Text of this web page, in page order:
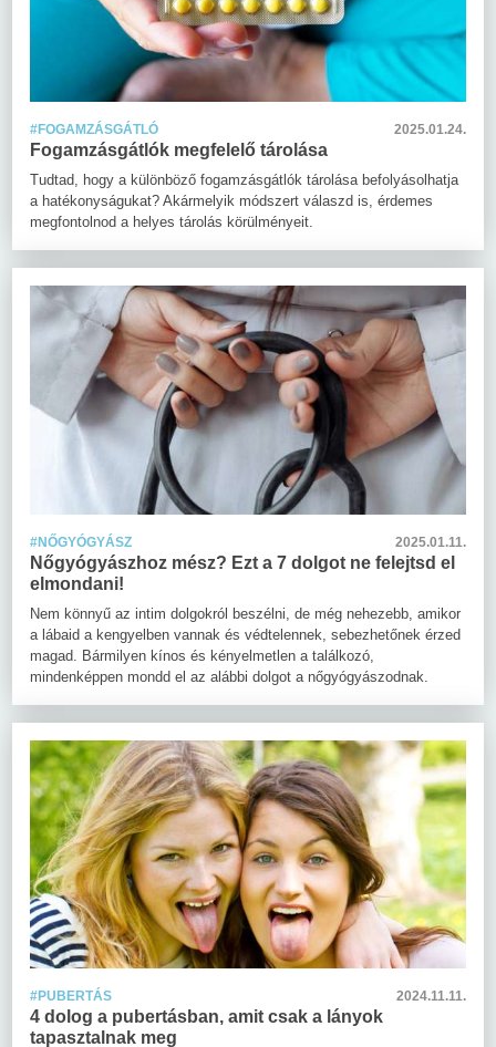
#FOGAMZÁSGÁTLÓ 2025.01.24.
Fogamzásgátlók megfelelő tárolása
Tudtad, hogy a különböző fogamzásgátlók tárolása befolyásolhatja
a hatékonyságukat? Akármelyik módszert válaszd is, érdemes
megfontolnod a helyes tárolás körülményeit.
#NŐGYÓGYÁSZ 2025.01.11.
Nőgyógyászhoz mész? Ezt a 7 dolgot ne felejtsd el
elmondani!
Nem könnyű az intim dolgokról beszélni, de még nehezebb, amikor
a lábaid a kengyelben vannak és védtelennek, sebezhetőnek érzed
magad. Bármilyen kínos és kényelmetlen a találkozó,
mindenképpen mondd el az alábbi dolgot a nőgyógyászodnak.
#PUBERTÁS 2024.11.11.
4 dolog a pubertásban, amit csak a lányok
tapasztalnak meg